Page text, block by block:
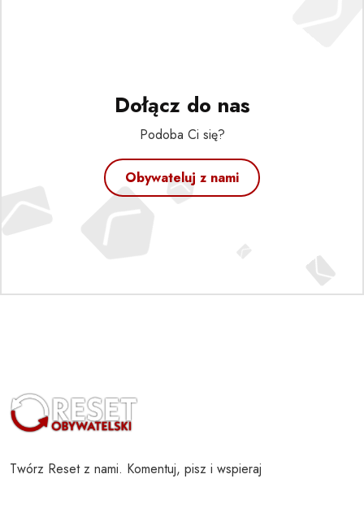
Dołącz do nas
Podoba Ci się?
Obywateluj z nami
Twórz Reset z nami. Komentuj, pisz i wspieraj